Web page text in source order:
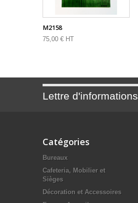
M2158
75,00 € HT
Lettre d'informations
Catégories
Bureaux
Cafeteria, Mobilier et
Sièges
Décoration et Accessoires